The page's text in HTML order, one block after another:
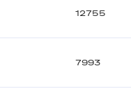
12755
7993